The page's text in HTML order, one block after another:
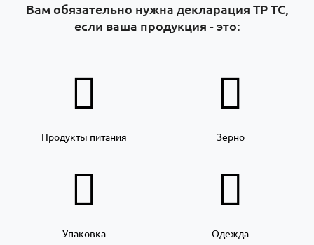
Вам обязательно нужна декларация ТР ТС,
если ваша продукция - это:
Продукты питания Зерно
Упаковка Одежда